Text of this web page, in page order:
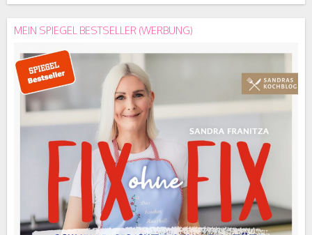
MEIN SPIEGEL BESTSELLER (WERBUNG)